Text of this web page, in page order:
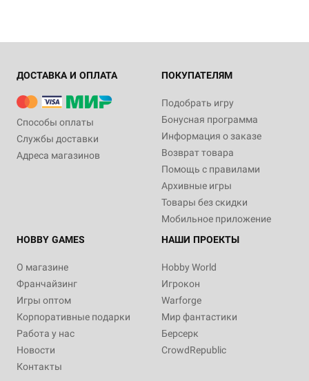
ДОСТАВКА И ОПЛАТА
Способы оплаты
Службы доставки
Адреса магазинов
ПОКУПАТЕЛЯМ
Подобрать игру
Бонусная программа
Информация о заказе
Возврат товара
Помощь с правилами
Архивные игры
Товары без скидки
Мобильное приложение
HOBBY GAMES
О магазине
Франчайзинг
Игры оптом
Корпоративные подарки
Работа у нас
Новости
Контакты
НАШИ ПРОЕКТЫ
Hobby World
Игрокон
Warforge
Мир фантастики
Берсерк
CrowdRepublic